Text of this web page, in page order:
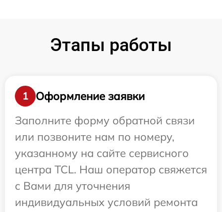
Этапы работы
1
Оформление заявки
Заполните форму обратной связи
или позвоните нам по номеру,
указанному на сайте сервисного
центра TCL. Наш оператор свяжется
с Вами для уточнения
индивидуальных условий ремонта